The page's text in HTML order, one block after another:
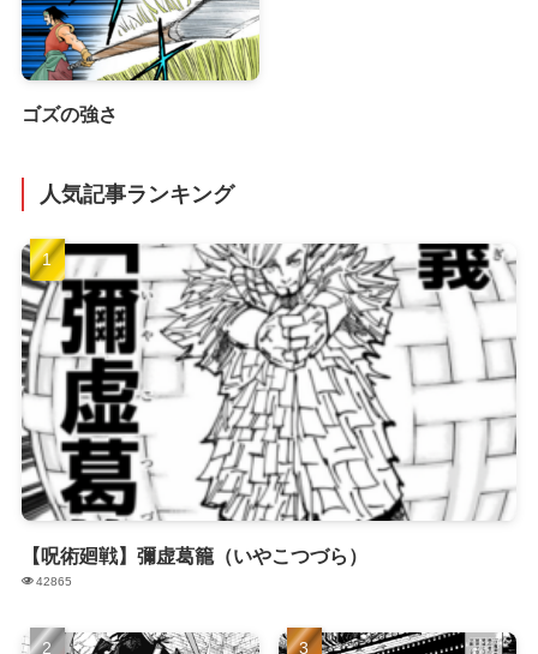
ゴズの強さ
人気記事ランキング
【呪術廻戦】彌虚葛籠（いやこつづら）
42865